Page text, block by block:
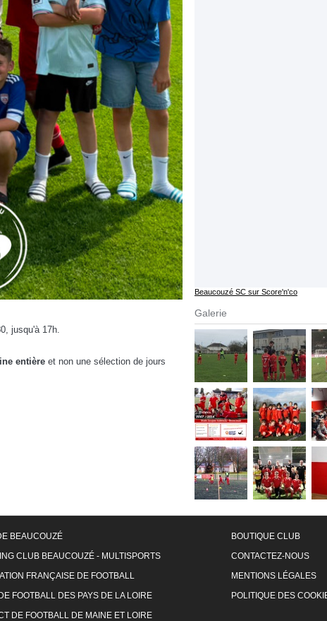
jusqu'à 17h.
entière et non une sélection de jours
Beaucouzé SC sur Score'n'co
Galerie
BEAUCOUZÉ
CLUB BEAUCOUZÉ - MULTISPORTS
FRANÇAISE DE FOOTBALL
FOOTBALL DES PAYS DE LA LOIRE
DE FOOTBALL DE MAINE ET LOIRE
BOUTIQUE CLUB
CONTACTEZ-NOUS
MENTIONS LÉGALES
POLITIQUE DES